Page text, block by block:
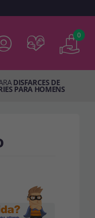
0
DISFARCES DE
PARA HOMENS